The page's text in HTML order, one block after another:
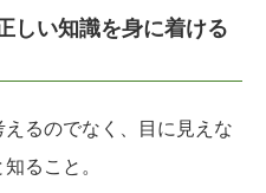
しい知識を身に着ける
えるのでなく、目に見えな
ること。